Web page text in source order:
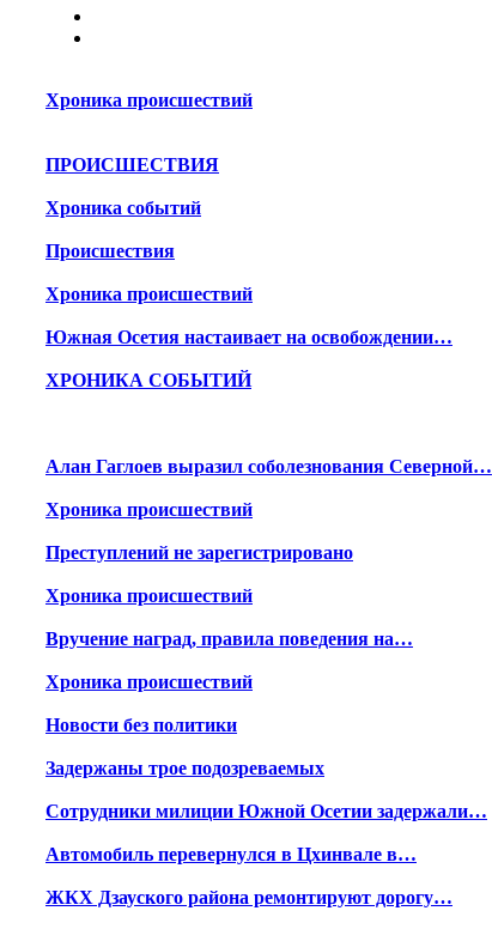
Хроника происшествий
ПРОИСШЕСТВИЯ
Хроника событий
Происшествия
Хроника происшествий
Южная Осетия настаивает на освобождении…
ХРОНИКА СОБЫТИЙ
Алан Гаглоев выразил соболезнования Северной…
Хроника происшествий
Преступлений не зарегистрировано
Хроника происшествий
Вручение наград, правила поведения на…
Хроника происшествий
Новости без политики
Задержаны трое подозреваемых
Сотрудники милиции Южной Осетии задержали…
Автомобиль перевернулся в Цхинвале в…
ЖКХ Дзауского района ремонтируют дорогу…